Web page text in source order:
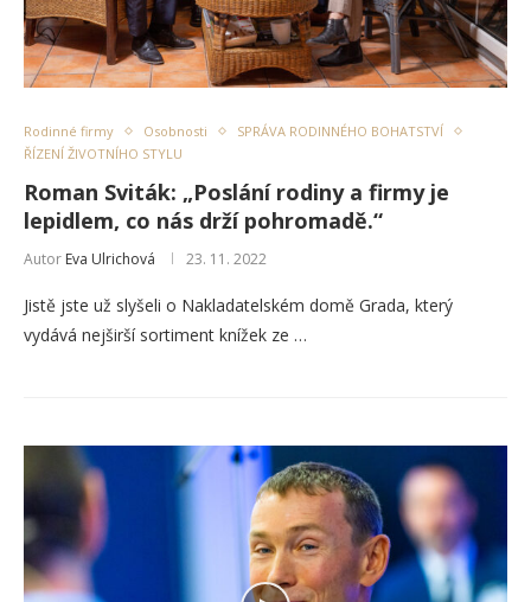
Rodinné firmy Osobnosti
SPRÁVA RODINNÉHO BOHATSTVÍ
ŘÍZENÍ ŽIVOTNÍHO STYLU
Roman Sviták: „Poslání rodiny a firmy je
lepidlem, co nás drží pohromadě.“
Autor Eva Ulrichová 23. 11. 2022
Jistě jste už slyšeli o Nakladatelském domě Grada, který
vydává nejširší sortiment knížek ze …